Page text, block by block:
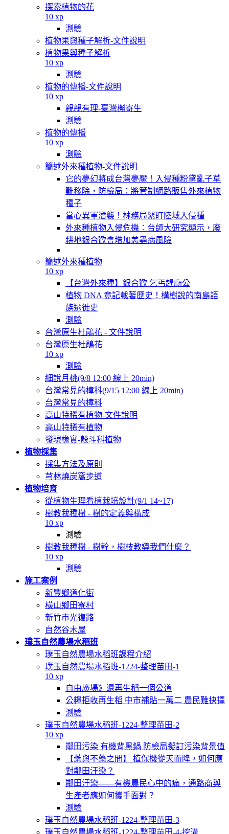
探索植物的花
10 xp
測驗
植物果與種子解析-文件說明
植物果與種子解析
10 xp
測驗
植物的傳播-文件說明
10 xp
親親有理-臺灣槲寄生
測驗
植物的傳播
10 xp
測驗
簡述外來種植物-文件說明
它的夢幻將成台灣夢魘！入侵種粉黛亂子草
難移除，防檢局：將管制網路販售外來植物
種子
當心異軍潛襲！林務局緊盯陸域入侵種
外來種植物入侵危機：台師大研究顯示，廢
耕地銀合歡會增加恙蟲病風險
簡述外來種植物
10 xp
【台灣外來種】銀合歡 乞丐趕廟公
植物 DNA 竟記載著歷史！構樹說的南島語
族遷徙史
測驗
台灣原生杜鵑花 - 文件說明
台灣原生杜鵑花
10 xp
測驗
細說月桃(9/8 12:00 線上 20min)
台灣常見的樟科(9/15 12:00 線上 20min)
台灣常見的樟科
高山特稀有植物-文件說明
高山特稀有植物
發現橡實-殼斗科植物
植物採集
採集方法及原則
芎林燒炭窩步道
植物培育
從植物生理看植栽培設計(9/1 14~17)
樹教我種樹 - 樹的定義與構成
10 xp
測驗
樹教我種樹 - 樹幹，樹枝教導我們什麼？
10 xp
測驗
施工案例
新豐鄉道化街
橫山鄉田寮村
新竹市光復路
自然谷木屋
璞玉自然農場水稻班
璞玉自然農場水稻班課程介紹
璞玉自然農場水稻班-1224-整理苗田-1
10 xp
自由廣場》還再生稻一個公道
公糧拒收再生稻 中市補貼一萬二 農民難抉擇
測驗
璞玉自然農場水稻班-1224-整理苗田-2
10 xp
鄰田污染 有機背黑鍋 防檢局擬訂污染背景值
【藥與不藥之間】 植保機從天而降，如何應
對鄰田汙染？
鄰田汙染——有機農民心中的痛，通路商與
生產者應如何攜手面對？
測驗
璞玉自然農場水稻班-1224-整理苗田-3